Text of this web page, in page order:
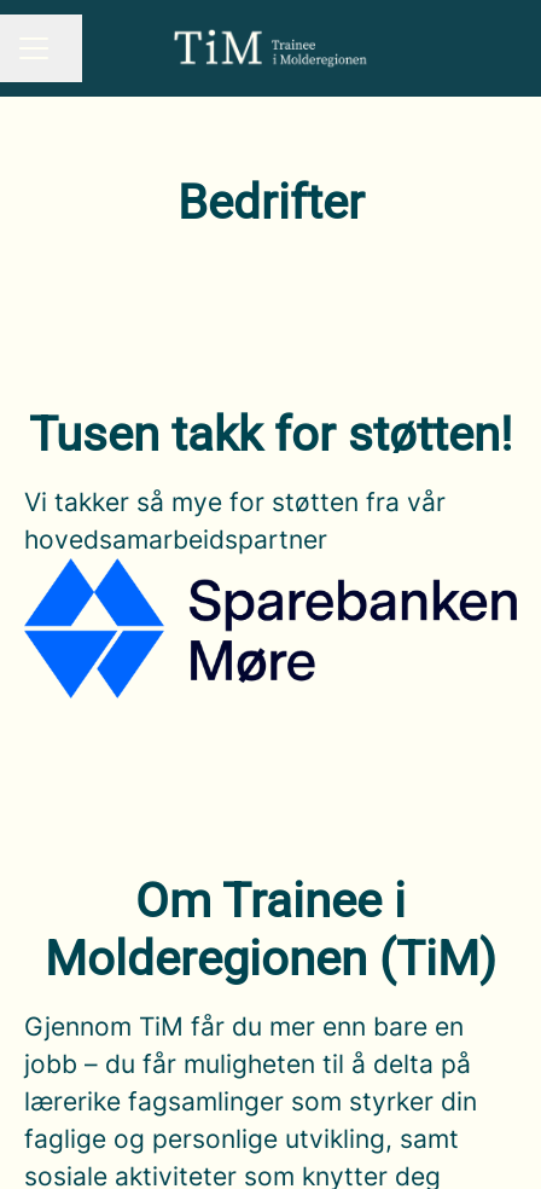
Bedrifter
Tusen takk for støtten!
Vi takker så mye for støtten fra vår
hovedsamarbeidspartner
Om Trainee i
Molderegionen (TiM)
Gjennom TiM får du mer enn bare en
jobb – du får muligheten til å delta på
lærerike fagsamlinger som styrker din
faglige og personlige utvikling, samt
sosiale aktiviteter som knytter deg